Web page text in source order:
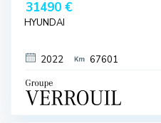
31490 €
HYUNDAI
2022 67601